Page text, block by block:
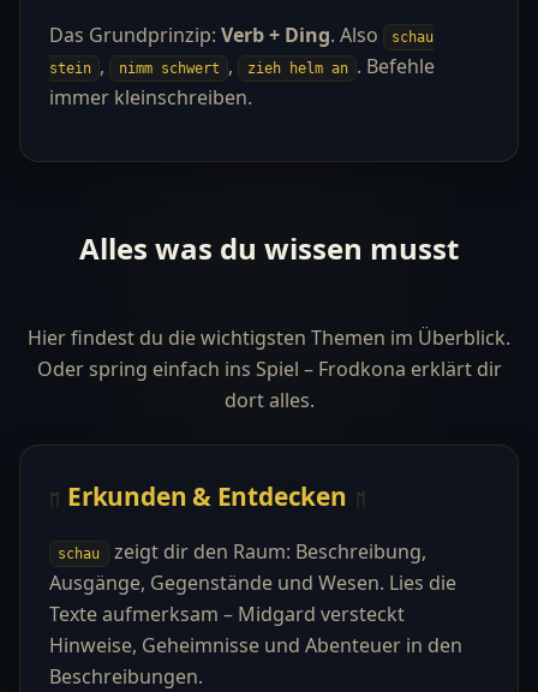
Das Grundprinzip: Verb + Ding. Also
schau
stein , nimm schwert , zieh helm an . Befehle
immer kleinschreiben.
Alles was du wissen musst
Hier findest du die wichtigsten Themen im Überblick.
Oder spring einfach ins Spiel – Frodkona erklärt dir
dort alles.
Erkunden & Entdecken
schau zeigt dir den Raum: Beschreibung,
Ausgänge, Gegenstände und Wesen. Lies die
Texte aufmerksam – Midgard versteckt
Hinweise, Geheimnisse und Abenteuer in den
Beschreibungen.